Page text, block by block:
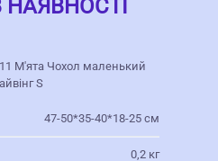
11 М'ята Чохол маленький
S
47-50*35-40*18-25 см
0,2 кг